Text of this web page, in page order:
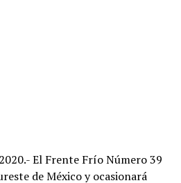
El Frente Frío Número 39
de México y ocasionará